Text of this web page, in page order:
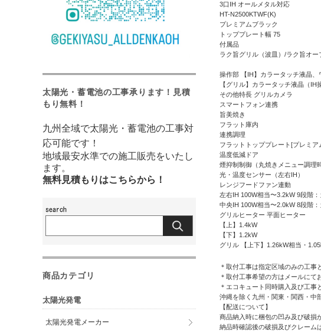
3口IH オールメタル対応
HT-N2500KTWF(K)
プレミアムブラック
トッププレート幅 75
付属品
ラク旨グリル（波皿）/ラク旨オー
操作部 【IH】カラータッチ液晶
【グリル】カラータッチ液晶（IH
その他特長 グリルカメラ
スマートフォン連携
旨美焼き
フラット庫内
連携調理
フラットトッププレート[プレミア
温度低減ドア
煙抑制制御（丸焼きメニュー調理
光・温度センサー（左右IH）
レンジフードファン連動
左右IH 100W相当〜3.2kW 9段階
中央IH 100W相当〜2.0kW 8段階
グリルヒーター 平面ヒーター
【上】1.4kW
【下】1.2kW
グリル 【上下】1.26kW相当・
＊取付工事は指定区域のみの工事
＊取付工事希望の方はメールにて
＊エコキュート同時購入及び工事
沖縄を除く九州・関東・関西・中
【配送について】
商品納入時に梱包の凹み及び破損
納品時確認後の破損及びクレーム
太陽光・蓄電池の工事承ります！見積
もり無料！
九州全域で太陽光・蓄電池の工事対
応可能です！
地域最安水準での施工販売をいたし
ます。
無料見積もりはこちらから！
商品カテゴリ
太陽光発電
太陽光発電メーカー